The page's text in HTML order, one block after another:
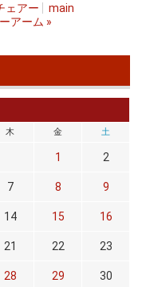
ェアー
main
アーム »
木 金 土
1 2
7 8 9
14 15 16
21 22 23
28 29 30